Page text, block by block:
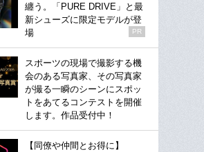
纏う。「PURE DRIVE」と最
新シューズに限定モデルが登
場
PR
スポーツの現場で撮影する機
会のある写真家、その写真家
が撮る一瞬のシーンにスポッ
トをあてるコンテストを開催
します。作品受付中！
【同僚や仲間とお得に】